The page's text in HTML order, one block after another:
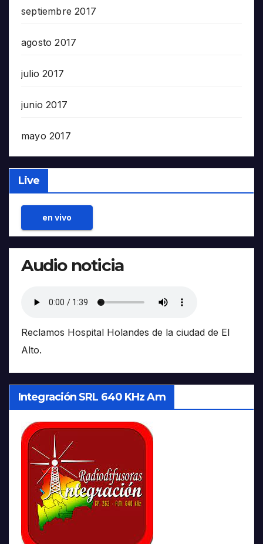
septiembre 2017
agosto 2017
julio 2017
junio 2017
mayo 2017
Live
en vivo
Audio noticia
Reclamos Hospital Holandes de la ciudad de El
Alto.
Integración SRL 640 KHz Am